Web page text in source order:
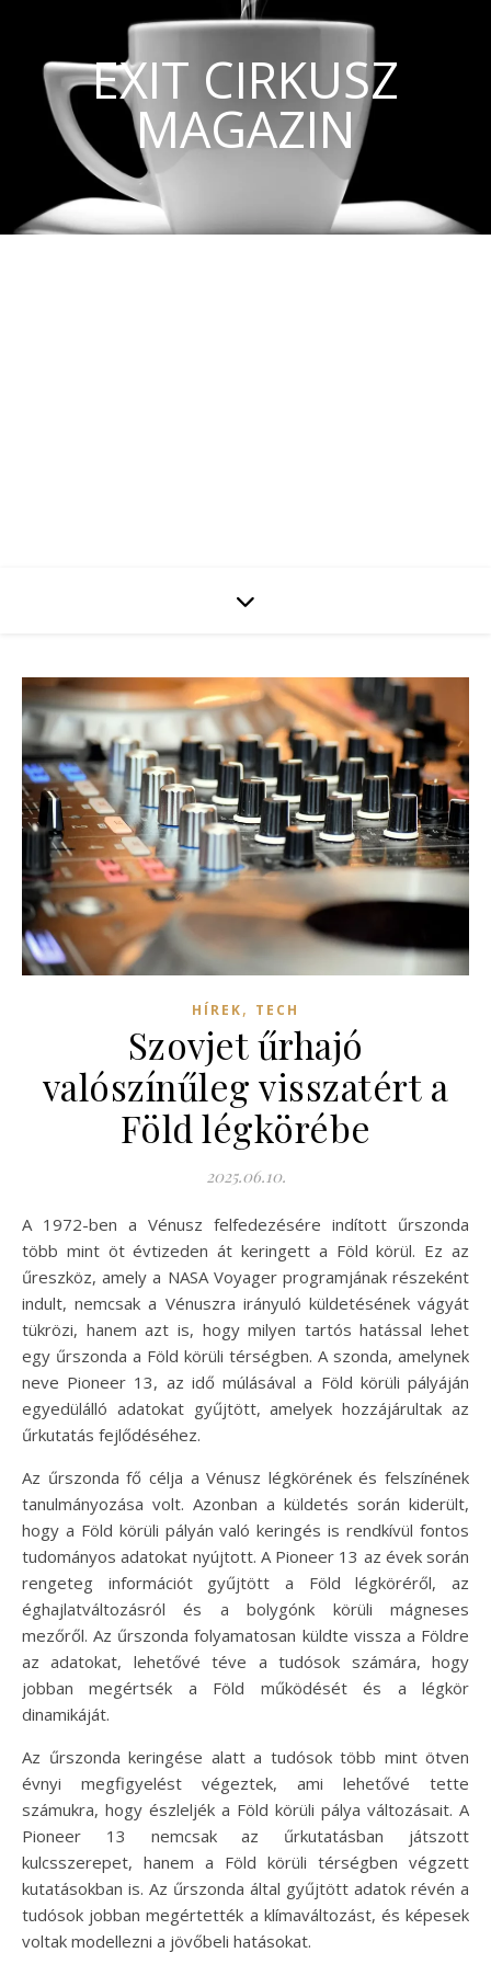
EXIT CIRKUSZ
MAGAZIN
HÍREK, TECH
Szovjet űrhajó
valószínűleg visszatért a
Föld légkörébe
2025.06.10.
A 1972-ben a Vénusz felfedezésére indított űrszonda
több mint öt évtizeden át keringett a Föld körül. Ez az
űreszköz, amely a NASA Voyager programjának részeként
indult, nemcsak a Vénuszra irányuló küldetésének vágyát
tükrözi, hanem azt is, hogy milyen tartós hatással lehet
egy űrszonda a Föld körüli térségben. A szonda, amelynek
neve Pioneer 13, az idő múlásával a Föld körüli pályáján
egyedülálló adatokat gyűjtött, amelyek hozzájárultak az
űrkutatás fejlődéséhez.
Az űrszonda fő célja a Vénusz légkörének és felszínének
tanulmányozása volt. Azonban a küldetés során kiderült,
hogy a Föld körüli pályán való keringés is rendkívül fontos
tudományos adatokat nyújtott. A Pioneer 13 az évek során
rengeteg információt gyűjtött a Föld légköréről, az
éghajlatváltozásról és a bolygónk körüli mágneses
mezőről. Az űrszonda folyamatosan küldte vissza a Földre
az adatokat, lehetővé téve a tudósok számára, hogy
jobban megértsék a Föld működését és a légkör
dinamikáját.
Az űrszonda keringése alatt a tudósok több mint ötven
évnyi megfigyelést végeztek, ami lehetővé tette
számukra, hogy észleljék a Föld körüli pálya változásait. A
Pioneer 13 nemcsak az űrkutatásban játszott
kulcsszerepet, hanem a Föld körüli térségben végzett
kutatásokban is. Az űrszonda által gyűjtött adatok révén a
tudósok jobban megértették a klímaváltozást, és képesek
voltak modellezni a jövőbeli hatásokat.